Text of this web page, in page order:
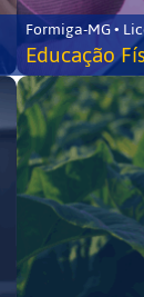
Formiga-MG •
Educação